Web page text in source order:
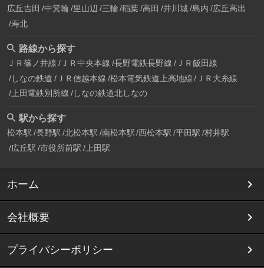
広丘吉田 中箕輪 里山辺 三輪 稲葉 高田 井川城 島内 広丘高出
寿北
路線から探す
ＪＲ篠ノ井線 ＪＲ中央本線 長野電鉄長野線 ＪＲ飯田線
しなの鉄道 ＪＲ信越本線 松本電気鉄道上高地線
ＪＲ大糸線
上田電鉄別所線 しなの鉄道北しなの
駅から探す
松本駅 長野駅 北松本駅 南松本駅 西松本駅 平田駅 村井駅
広丘駅 市役所前駅 上田駅
ホーム
会社概要
プライバシーポリシー